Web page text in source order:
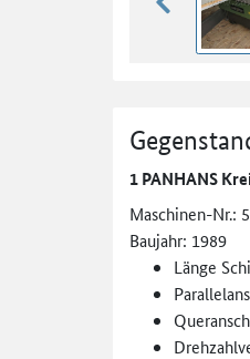
zurück
1 PANHANS
Maschinen-Nr.:
Baujahr: 1989
Länge